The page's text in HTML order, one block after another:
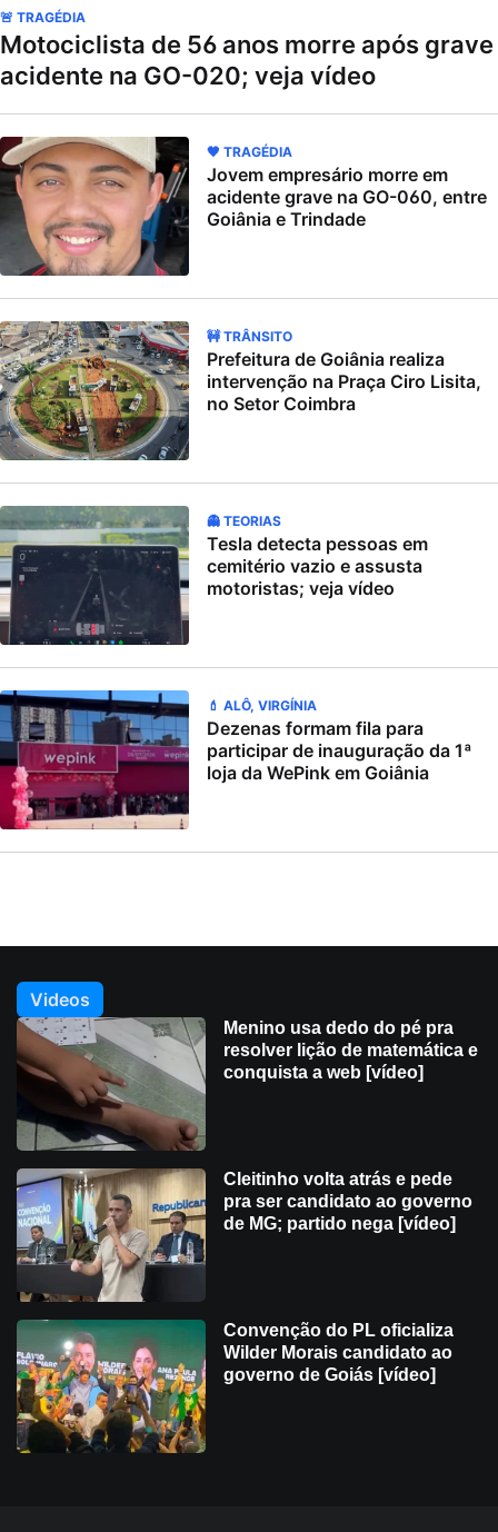
🚨 TRAGÉDIA
Motociclista de 56 anos morre após grave
acidente na GO-020; veja vídeo
🖤 TRAGÉDIA
Jovem empresário morre em
acidente grave na GO-060, entre
Goiânia e Trindade
🚧 TRÂNSITO
Prefeitura de Goiânia realiza
intervenção na Praça Ciro Lisita,
no Setor Coimbra
👻 TEORIAS
Tesla detecta pessoas em
cemitério vazio e assusta
motoristas; veja vídeo
💄 ALÔ, VIRGÍNIA
Dezenas formam fila para
participar de inauguração da 1ª
loja da WePink em Goiânia
Videos
Menino usa dedo do pé pra
resolver lição de matemática e
conquista a web [vídeo]
Cleitinho volta atrás e pede
pra ser candidato ao governo
de MG; partido nega [vídeo]
Convenção do PL oficializa
Wilder Morais candidato ao
governo de Goiás [vídeo]